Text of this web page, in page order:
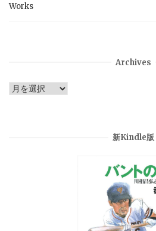
Works
Archives
Archives
新Kindle版